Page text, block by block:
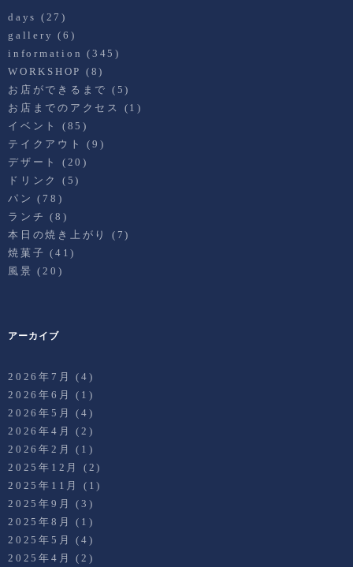
days (27)
gallery (6)
information (345)
WORKSHOP (8)
お店ができるまで (5)
お店までのアクセス
(1)
イベント
(85)
テイクアウト
(9)
デザート
(20)
ドリンク
(5)
パン (78)
ランチ (8)
本日の焼き上がり
(7)
焼菓子 (41)
風景 (20)
アーカイブ
2026年7月
(4)
2026年6月
(1)
2026年5月
(4)
2026年4月
(2)
2026年2月
(1)
2025年12月
(2)
2025年11月
(1)
2025年9月
(3)
2025年8月
(1)
2025年5月
(4)
2025年4月
(2)